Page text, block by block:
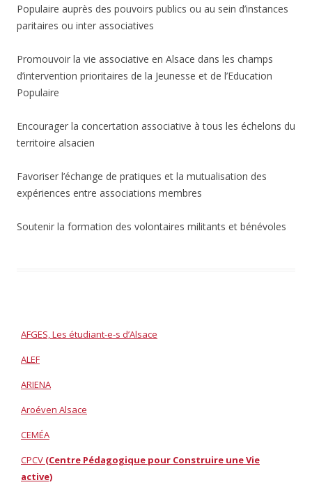
Populaire auprès des pouvoirs publics ou au sein d’instances
paritaires ou inter associatives
Promouvoir la vie associative en Alsace dans les champs
d’intervention prioritaires de la Jeunesse et de l’Education
Populaire
Encourager la concertation associative à tous les échelons du
territoire alsacien
Favoriser l’échange de pratiques et la mutualisation des
expériences entre associations membres
Soutenir la formation des volontaires militants et bénévoles
AFGES, Les étudiant-e-s d’Alsace
ALEF
ARIENA
Aroéven Alsace
CEMÉA
CPCV (Centre Pédagogique pour Construire une Vie
active)